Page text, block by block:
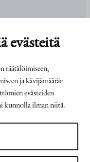
evästeitä
räätälöimiseen,
ja kävijämäärän
evästeiden
kunnolla ilman niitä.